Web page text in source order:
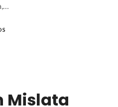
Mislata